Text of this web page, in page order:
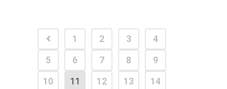
1 2 3
4
5
6 7 8
9
10
11 12 13
14